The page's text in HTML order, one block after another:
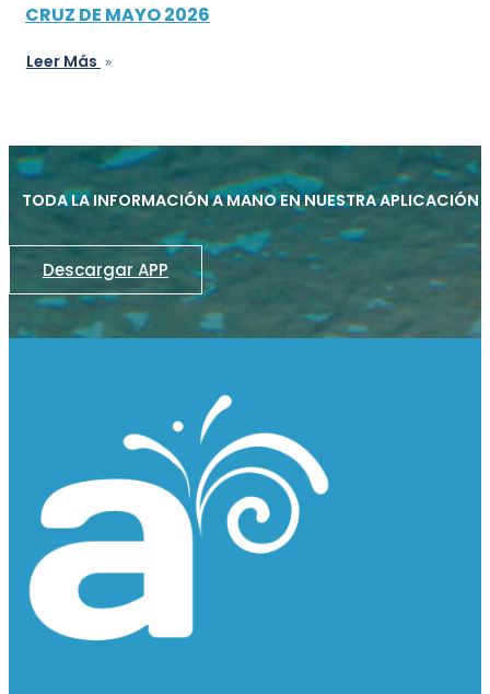
CRUZ DE MAYO 2026
Leer Más
TODA LA INFORMACIÓN A MANO EN NUESTRA APLICACIÓN
Descargar APP